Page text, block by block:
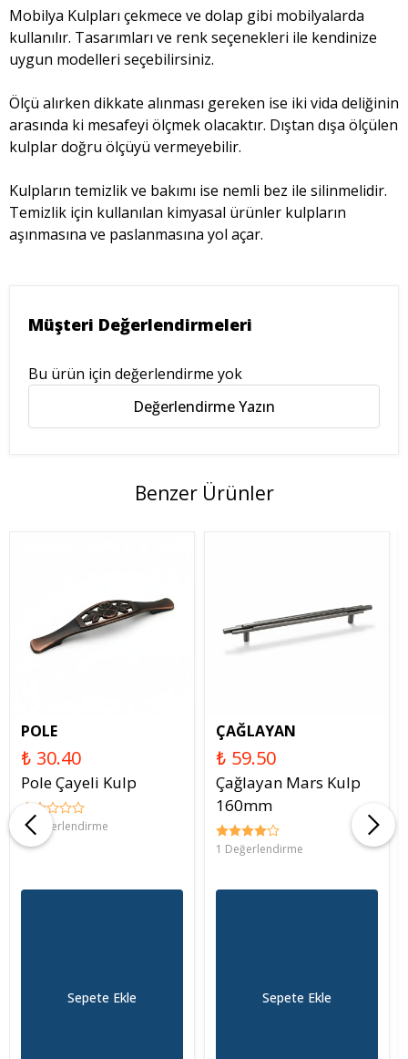
Mobilya Kulpları çekmece ve dolap gibi mobilyalarda
kullanılır. Tasarımları ve renk seçenekleri ile kendinize
uygun modelleri seçebilirsiniz.
Ölçü alırken dikkate alınması gereken ise iki vida deliğinin
arasında ki mesafeyi ölçmek olacaktır. Dıştan dışa ölçülen
kulplar doğru ölçüyü vermeyebilir.
Kulpların temizlik ve bakımı ise nemli bez ile silinmelidir.
Temizlik için kullanılan kimyasal ürünler kulpların
aşınmasına ve paslanmasına yol açar.
Müşteri Değerlendirmeleri
Bu ürün için değerlendirme yok
Değerlendirme Yazın
Benzer Ürünler
POLE
₺ 30.40
Pole Çayeli Kulp
0 Değerlendirme
Sepete Ekle
ÇAĞLAYAN
₺ 59.50
Çağlayan Mars Kulp
160mm
1 Değerlendirme
Sepete Ekle